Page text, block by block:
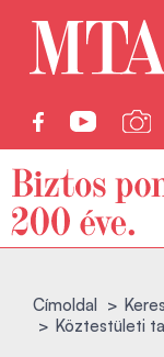
Címoldal
Köztestületi